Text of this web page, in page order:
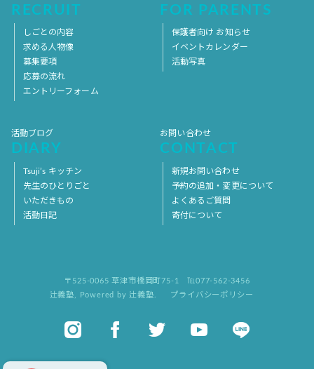
RECRUIT
しごとの内容
求める人物像
募集要項
応募の流れ
エントリーフォーム
FOR PARENTS
保護者向け お知らせ
イベントカレンダー
活動写真
活動ブログ
DIARY
Tsuji’s キッチン
先生のひとりごと
いただきもの
活動日記
お問い合わせ
CONTACT
新規お問い合わせ
予約の追加・変更について
よくあるご質問
寄付について
〒525-0065 草津市橋岡町75-1
℡077-562-3456
辻義塾
Powered by 辻義塾. プライバシーポリシー